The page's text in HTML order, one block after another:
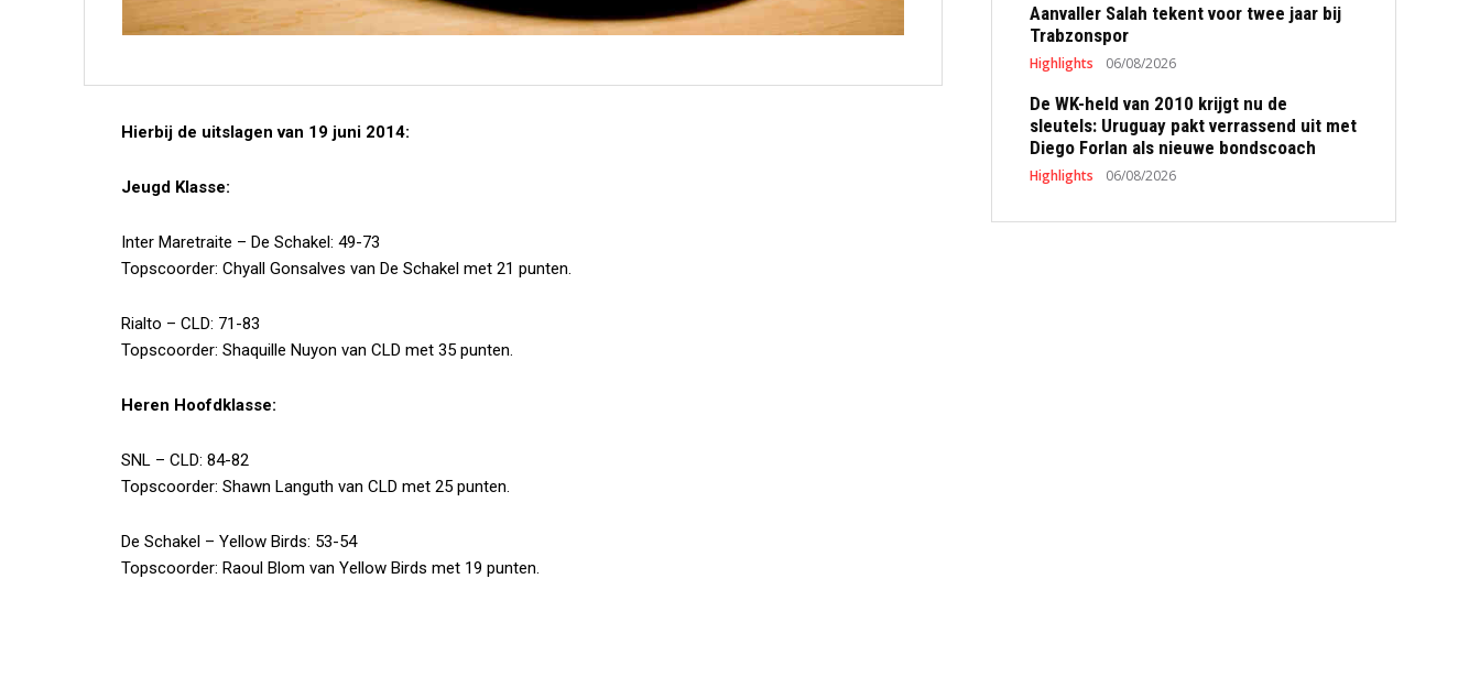
Hierbij de uitslagen van 19 juni 2014:
Jeugd Klasse:
Inter Maretraite – De Schakel: 49-73
Topscoorder: Chyall Gonsalves van De Schakel met 21 punten.
Rialto – CLD: 71-83
Topscoorder: Shaquille Nuyon van CLD met 35 punten.
Heren Hoofdklasse:
SNL – CLD: 84-82
Topscoorder: Shawn Languth van CLD met 25 punten.
De Schakel – Yellow Birds: 53-54
Topscoorder: Raoul Blom van Yellow Birds met 19 punten.
Aanvaller Salah tekent voor twee jaar bij
Trabzonspor
Highlights 06/08/2026
De WK-held van 2010 krijgt nu de
sleutels: Uruguay pakt verrassend uit met
Diego Forlan als nieuwe bondscoach
Highlights 06/08/2026